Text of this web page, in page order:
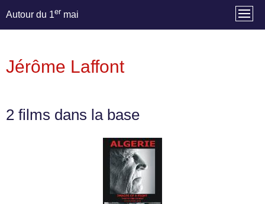
Autour du 1er mai
Jérôme Laffont
2 films dans la base